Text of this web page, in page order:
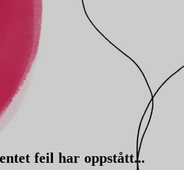
feil har oppstått...